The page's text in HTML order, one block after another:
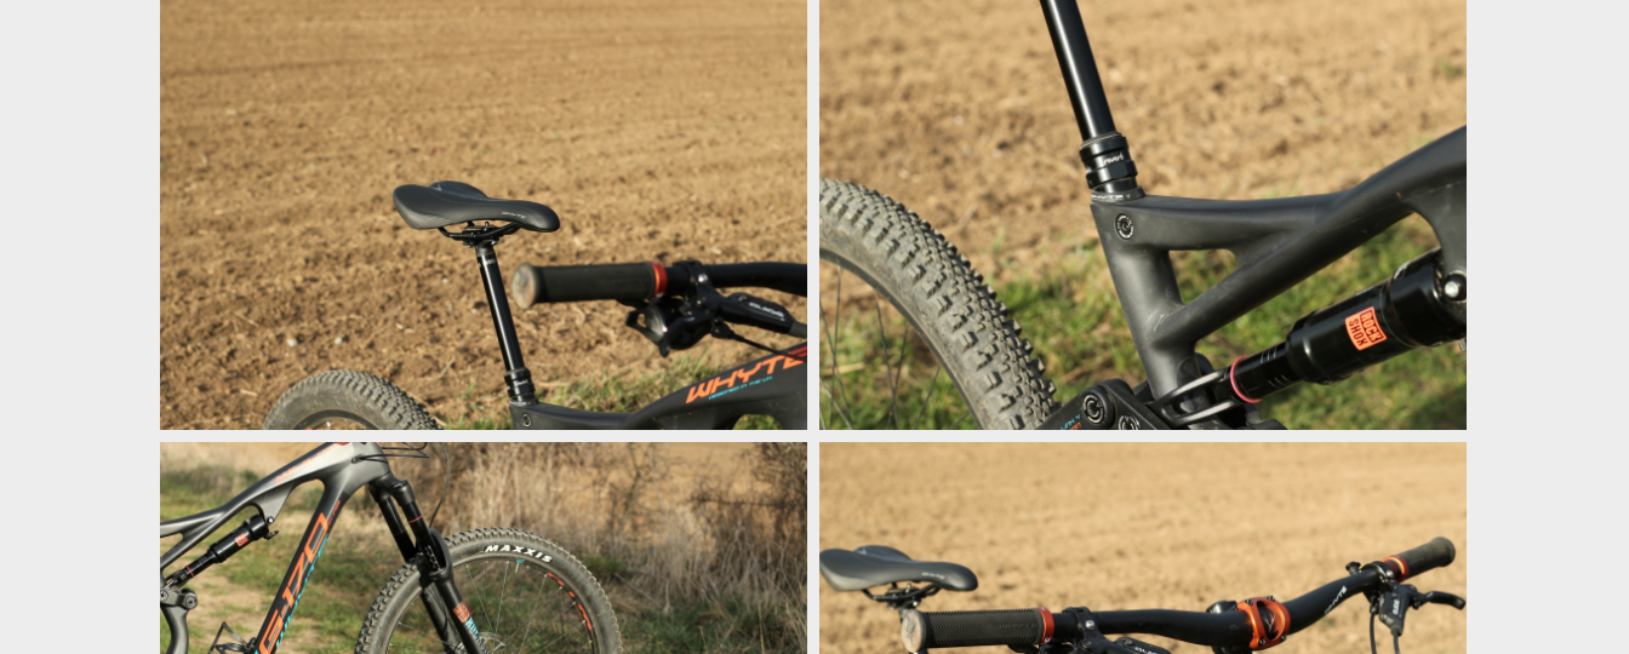
Test: Whyte G170 - freeride, co umí šlapat
Test: Whyte G170 - freeride, co umí šlapat
Test: Whyte G170 - freeride, co umí šlapat
Test: Whyte G170 - freeride, co umí šlapat
Test: Whyte G170 - freeride, co umí šlapat